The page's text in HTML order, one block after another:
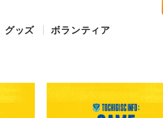
グッズ ボランティア